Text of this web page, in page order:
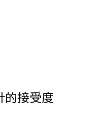
的接受度